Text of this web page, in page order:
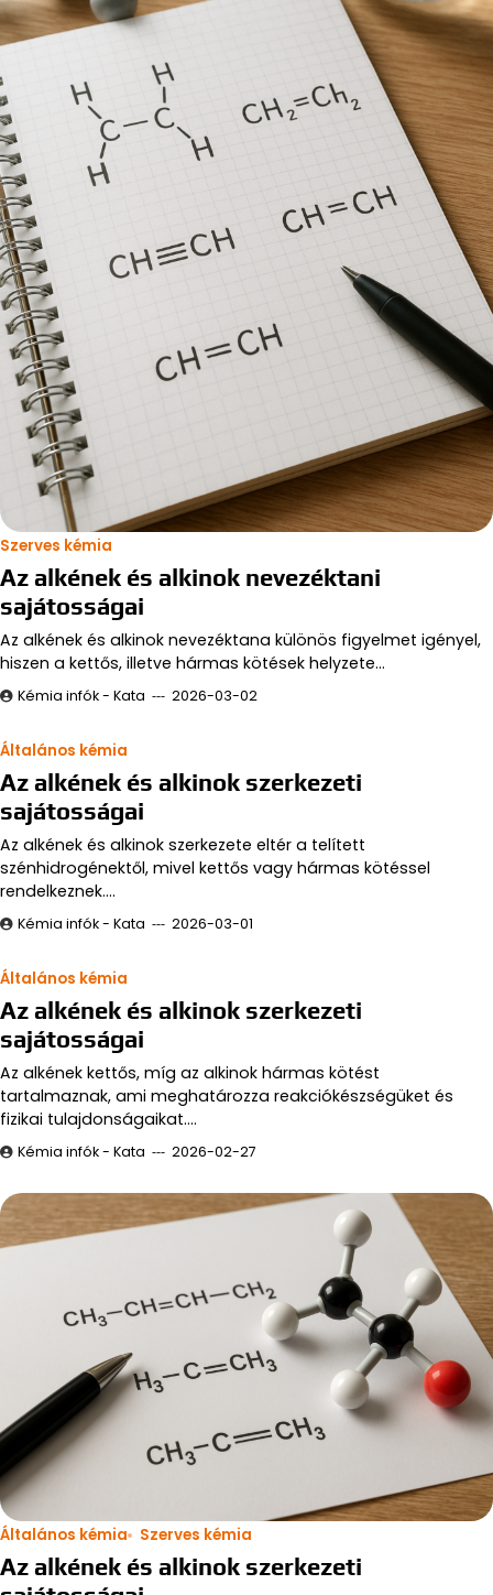
Szerves kémia
Az alkének és alkinok nevezéktani
sajátosságai
Az alkének és alkinok nevezéktana különös figyelmet igényel,
hiszen a kettős, illetve hármas kötések helyzete…
Kémia infók - Kata 2026-03-02
Általános kémia
Az alkének és alkinok szerkezeti
sajátosságai
Az alkének és alkinok szerkezete eltér a telített
szénhidrogénektől, mivel kettős vagy hármas kötéssel
rendelkeznek.…
Kémia infók - Kata 2026-03-01
Általános kémia
Az alkének és alkinok szerkezeti
sajátosságai
Az alkének kettős, míg az alkinok hármas kötést
tartalmaznak, ami meghatározza reakciókészségüket és
fizikai tulajdonságaikat.…
Kémia infók - Kata 2026-02-27
Általános kémia Szerves kémia
Az alkének és alkinok szerkezeti